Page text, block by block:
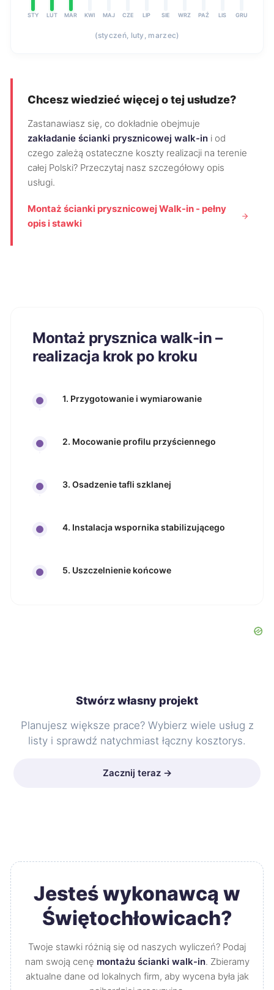
STY LUT MAR KWI MAJ CZE LIP SIE WRZ PAŹ LIS GRU
(styczeń, luty, marzec)
Chcesz wiedzieć więcej o tej usłudze?
Zastanawiasz się, co dokładnie obejmuje
zakładanie ścianki prysznicowej walk-in i od
czego zależą ostateczne koszty realizacji na terenie
całej Polski? Przeczytaj nasz szczegółowy opis
usługi.
Montaż ścianki prysznicowej Walk-in - pełny
opis i stawki
Montaż prysznica walk-in –
realizacja krok po kroku
1. Przygotowanie i wymiarowanie
2. Mocowanie profilu przyściennego
3. Osadzenie tafli szklanej
4. Instalacja wspornika stabilizującego
5. Uszczelnienie końcowe
Stwórz własny projekt
Planujesz większe prace? Wybierz wiele usług z
listy i sprawdź natychmiast łączny kosztorys.
Zacznij teraz →
Jesteś wykonawcą w
Świętochłowicach?
Twoje stawki różnią się od naszych wyliczeń? Podaj
nam swoją cenę montażu ścianki walk-in. Zbieramy
aktualne dane od lokalnych firm, aby wycena była jak